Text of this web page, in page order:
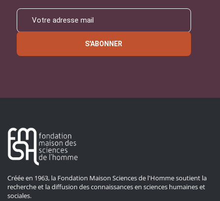
S'ABONNER
Créée en 1963, la Fondation Maison Sciences de l'Homme soutient la
recherche et la diffusion des connaissances en sciences humaines et
sociales.